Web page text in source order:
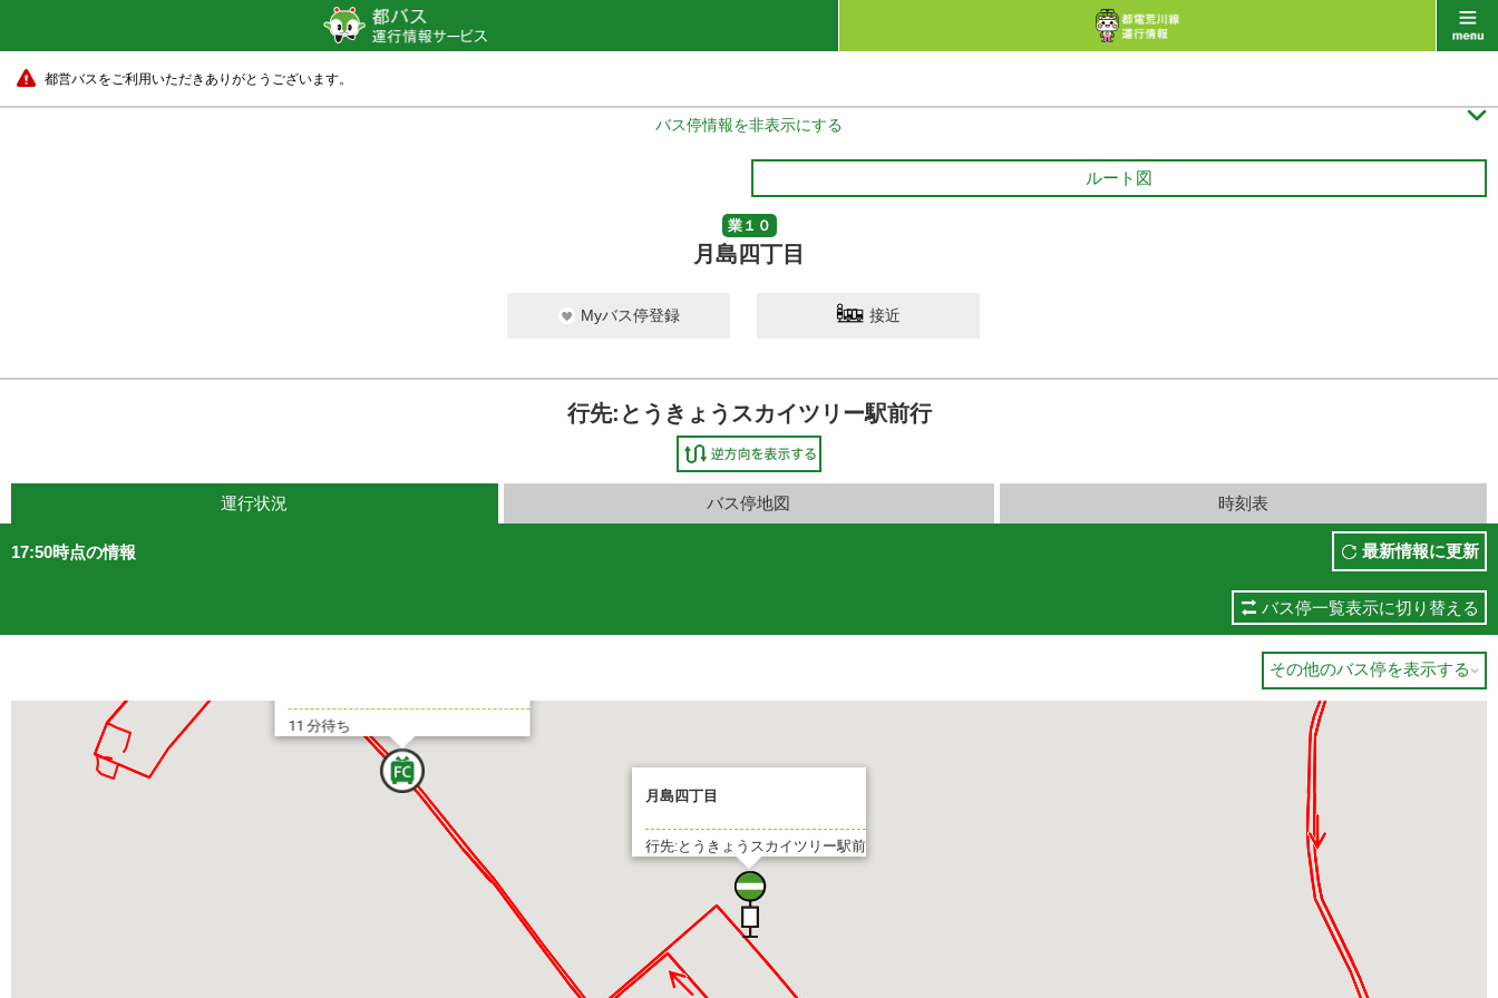
都営バスをご利用いただきありがとうございます。
バス停情報を非表示にする 
ルート図
業１０
月島四丁目
Myバス停登録 接近
行先:とうきょうスカイツリー駅前行
運行状況 バス停地図 時刻表
17:50時点の情報 最新情報に更新
バス停一覧表示に切り替える
その他のバス停を表示する 
月島四丁目
行先:とうきょうスカイツリー駅前
とうきょうスカイツリー駅前
17 分待ち
11 分待ち